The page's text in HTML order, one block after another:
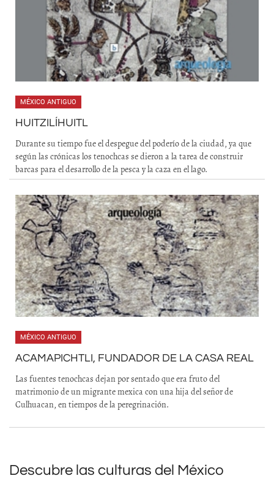
MÉXICO ANTIGUO
HUITZILÍHUITL
Durante su tiempo fue el despegue del poderío de la ciudad, ya que
según las crónicas los tenochcas se dieron a la tarea de construir
barcas para el desarrollo de la pesca y la caza en el lago.
MÉXICO ANTIGUO
ACAMAPICHTLI, FUNDADOR DE LA CASA REAL
Las fuentes tenochcas dejan por sentado que era fruto del
matrimonio de un migrante mexica con una hija del señor de
Culhuacan, en tiempos de la peregrinación.
Descubre las culturas del México